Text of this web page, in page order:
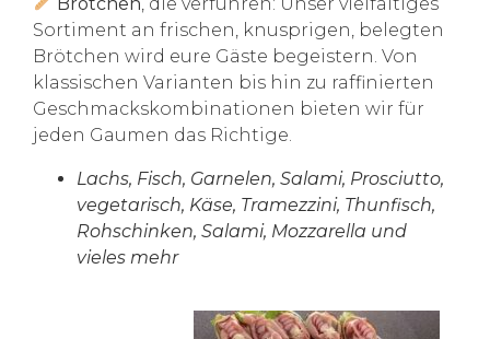
Sortiment an frischen, knusprigen, belegten
Brötchen wird eure Gäste begeistern. Von
klassischen Varianten bis hin zu raffinierten
Geschmackskombinationen bieten wir für
jeden Gaumen das Richtige.
Lachs, Fisch, Garnelen, Salami, Prosciutto,
vegetarisch, Käse, Tramezzini, Thunfisch,
Rohschinken, Salami, Mozzarella und
vieles mehr